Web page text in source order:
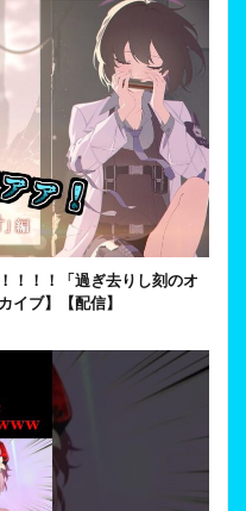
！！！「過ぎ去りし刻のオ
イブ】【配信】